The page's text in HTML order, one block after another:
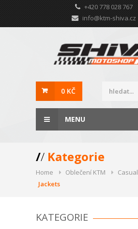
+420 778 028 767
info@ktm-shiva.cz
0 KČ
MENU
// Kategorie
Home Oblečení KTM Casual
Jackets
KATEGORIE